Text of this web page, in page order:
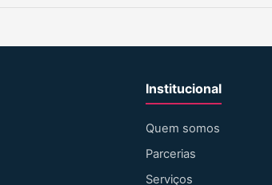
Institucional
Quem somos
Parcerias
Serviços